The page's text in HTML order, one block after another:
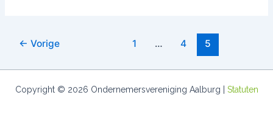
← Vorige 1 … 4 5
Copyright © 2026 Ondernemersvereniging Aalburg | Statuten